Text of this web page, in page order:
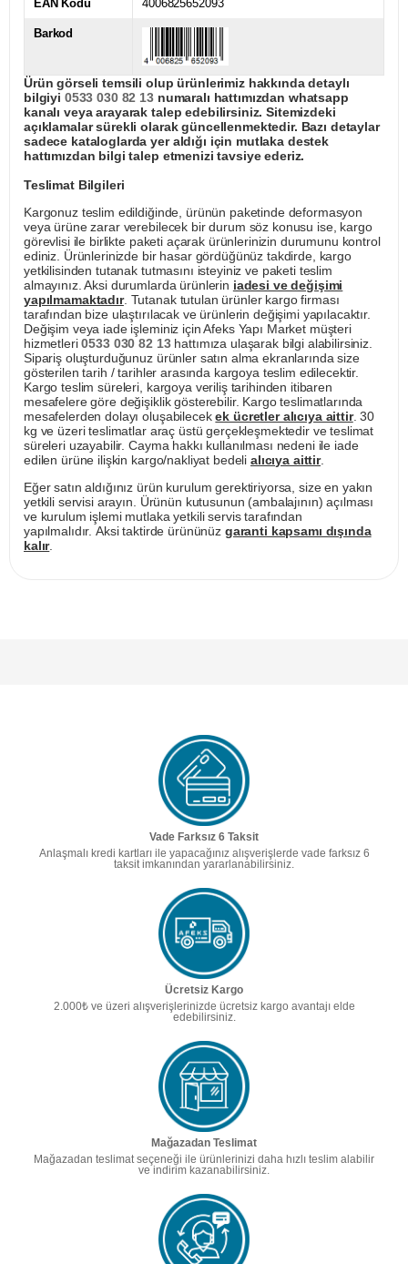
EAN Kodu 4006825652093
Barkod
Ürün görseli temsili olup ürünlerimiz hakkında detaylı
bilgiyi 0533 030 82 13numaralı hattımızdan whatsapp
kanalı veya arayarak talep edebilirsiniz. Sitemizdeki
açıklamalar sürekli olarak güncellenmektedir. Bazı detaylar
sadece kataloglarda yer aldığı için mutlaka destek
hattımızdan bilgi talep etmenizi tavsiye ederiz.
Teslimat Bilgileri
Kargonuz teslim edildiğinde, ürünün paketinde deformasyon
veya ürüne zarar verebilecek bir durum söz konusu ise, kargo
görevlisi ile birlikte paketi açarak ürünlerinizin durumunu kontrol
ediniz. Ürünlerinizde bir hasar gördüğünüz takdirde, kargo
yetkilisinden tutanak tutmasını isteyiniz ve paketi teslim
almayınız. Aksi durumlarda ürünlerin iadesi ve değişimi
yapılmamaktadır. Tutanak tutulan ürünler kargo firması
tarafından bize ulaştırılacak ve ürünlerin değişimi yapılacaktır.
Değişim veya iade işleminiz için Afeks Yapı Market müşteri
hizmetleri0533 030 82 13hattımıza ulaşarak bilgi alabilirsiniz.
Sipariş oluşturduğunuz ürünler satın alma ekranlarında size
gösterilen tarih / tarihler arasında kargoya teslim edilecektir.
Kargo teslim süreleri, kargoya veriliş tarihinden itibaren
mesafelere göre değişiklik gösterebilir. Kargo teslimatlarında
mesafelerden dolayı oluşabilecekek ücretler alıcıya aittir. 30
kg ve üzeri teslimatlar araç üstü gerçekleşmektedir ve teslimat
süreleri uzayabilir. Cayma hakkı kullanılması nedeni ile iade
edilen ürüne ilişkin kargo/nakliyat bedeli alıcıya aittir.
Eğer satın aldığınız ürün kurulum gerektiriyorsa, size en yakın
yetkili servisi arayın. Ürünün kutusunun (ambalajının) açılması
ve kurulum işlemi mutlaka yetkili servis tarafından
yapılmalıdır. Aksi taktirde ürününüz garanti kapsamı dışında
kalır.
Vade Farksız 6 Taksit
Anlaşmalı kredi kartları ile yapacağınız alışverişlerde vade farksız 6
taksit imkanından yararlanabilirsiniz.
Ücretsiz Kargo
2.000₺ ve üzeri alışverişlerinizde ücretsiz kargo avantajı elde
edebilirsiniz.
Mağazadan Teslimat
Mağazadan teslimat seçeneği ile ürünlerinizi daha hızlı teslim alabilir
ve indirim kazanabilirsiniz.